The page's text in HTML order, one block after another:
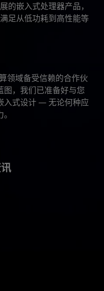
的嵌入式处理器产品，
足从低功耗到高性能等
领域备受信赖的合作伙
图，我们已准备好与您
入式设计 — 无论何种应